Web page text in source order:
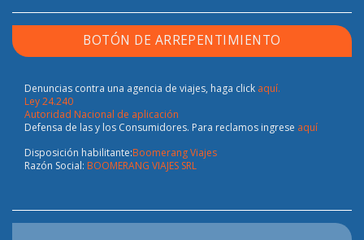
BOTÓN DE ARREPENTIMIENTO
Denuncias contra una agencia de viajes, haga click aquí.
Ley 24.240
Autoridad Nacional de aplicación
Defensa de las y los Consumidores. Para reclamos ingrese aquí
Disposición habilitante:Boomerang Viajes
Razón Social: BOOMERANG VIAJES SRL